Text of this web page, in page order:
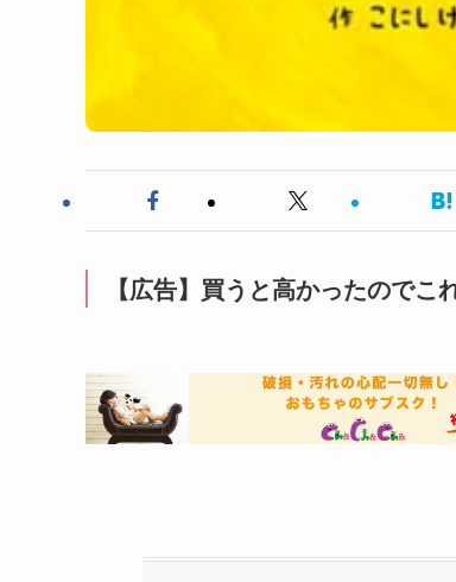
【広告】買うと高かったのでこ